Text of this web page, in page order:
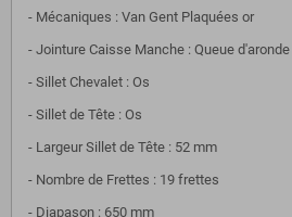
- Mécaniques : Van Gent Plaquées or
- Jointure Caisse Manche : Queue d'aronde
- Sillet Chevalet : Os
- Sillet de Tête : Os
- Largeur Sillet de Tête : 52 mm
- Nombre de Frettes : 19 frettes
- Diapason : 650 mm